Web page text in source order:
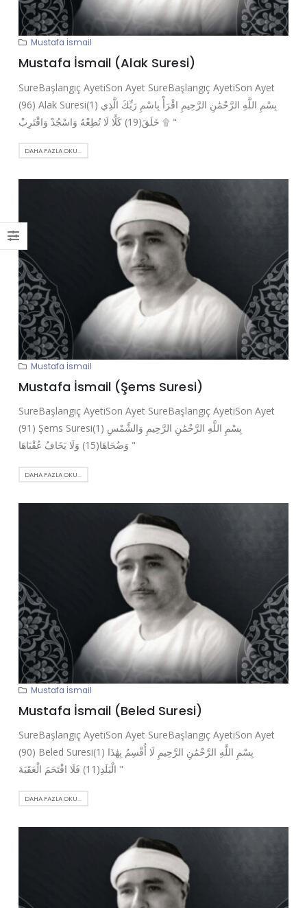
Mustafa İsmail
Mustafa İsmail (Alak Suresi)
SureBaşlangıç AyetiSon Ayet SureBaşlangıç AyetiSon Ayet
(96) Alak Suresi(1) بِسْمِ اللَّهِ الرَّحْمَٰنِ الرَّحِيمِ اقْرَأْ بِاسْمِ رَبِّكَ الَّذِي
خَلَقَ(19) كَلَّا لَا تُطِعْهُ وَاسْجُدْ وَاقْتَرِبْ ۩ "
DAHA FAZLA OKU...
Mustafa İsmail
Mustafa İsmail (Şems Suresi)
SureBaşlangıç AyetiSon Ayet SureBaşlangıç AyetiSon Ayet
(91) Şems Suresi(1) بِسْمِ اللَّهِ الرَّحْمَٰنِ الرَّحِيمِ وَالشَّمْسِ
وَضُحَاهَا(15) وَلَا يَخَافُ عُقْبَاهَا "
DAHA FAZLA OKU...
Mustafa İsmail
Mustafa İsmail (Beled Suresi)
SureBaşlangıç AyetiSon Ayet SureBaşlangıç AyetiSon Ayet
(90) Beled Suresi(1) بِسْمِ اللَّهِ الرَّحْمَٰنِ الرَّحِيمِ لَا أُقْسِمُ بِهَٰذَا
الْبَلَدِ(11) فَلَا اقْتَحَمَ الْعَقَبَةَ "
DAHA FAZLA OKU...